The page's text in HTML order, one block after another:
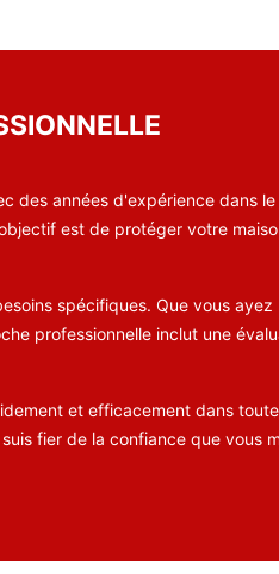
des années d'expérience dans
est de protéger votre
spécifiques. Que vous ayez
professionnelle inclut une
et efficacement dans
fier de la confiance que vous